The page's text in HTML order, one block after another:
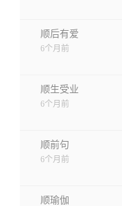
顺后有爱
6个月前
顺生受业
6个月前
顺前句
6个月前
顺瑜伽